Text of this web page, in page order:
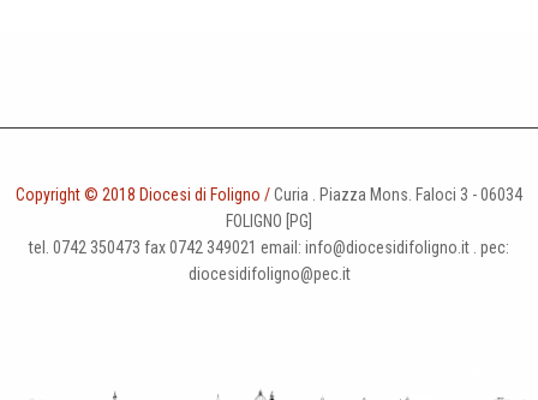
Copyright © 2018 Diocesi di Foligno /Curia . Piazza Mons. Faloci 3 - 06034
FOLIGNO [PG]
tel. 0742 350473 fax 0742 349021 email: info@diocesidifoligno.it . pec:
diocesidifoligno@pec.it